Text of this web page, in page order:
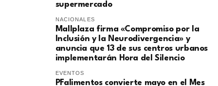
supermercado
NACIONALES
Mallplaza firma «Compromiso por la
Inclusión y la Neurodivergencia» y
anuncia que 13 de sus centros urbanos
implementarán Hora del Silencio
EVENTOS
PFalimentos convierte mayo en el Mes